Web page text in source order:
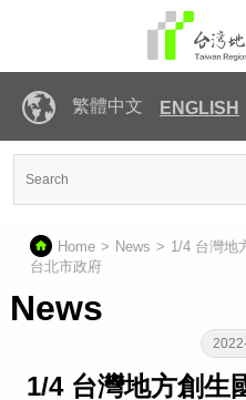
繁體中文 ENGLISH
Home News
1/4 台灣地
台北市政府
News
1/4 台灣地方創生